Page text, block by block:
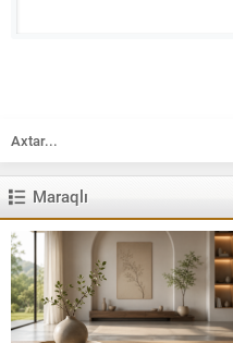
Maraqlı